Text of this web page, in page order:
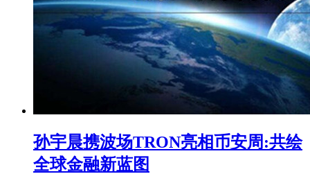
​孙宇晨携波场TRON亮相币安周:共绘
全球金融新蓝图